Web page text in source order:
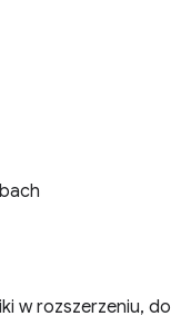
w rozszerzeniu, do